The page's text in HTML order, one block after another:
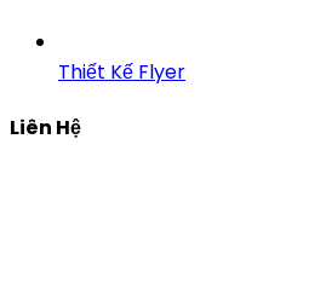
Thiết Kế Flyer
Liên Hệ